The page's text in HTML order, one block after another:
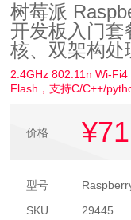
树莓派
开发板入门套
核、双架构处
2.4GHz 802.11n Wi-
Flash，支持C/C++/
价格 ¥71
型号
SKU
29445